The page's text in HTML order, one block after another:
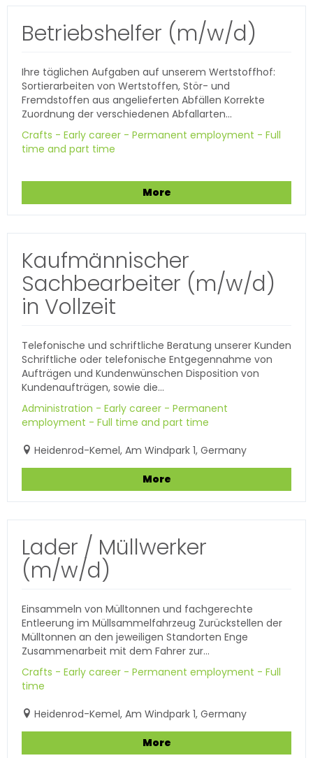
Betriebshelfer (m/w/d)
Ihre täglichen Aufgaben auf unserem Wertstoffhof:
Sortierarbeiten von Wertstoffen, Stör- und
Fremdstoffen aus angelieferten Abfällen Korrekte
Zuordnung der verschiedenen Abfallarten...
Crafts - Early career - Permanent employment - Full
time and part time
More
Kaufmännischer
Sachbearbeiter (m/w/d)
in Vollzeit
Telefonische und schriftliche Beratung unserer Kunden
Schriftliche oder telefonische Entgegennahme von
Aufträgen und Kundenwünschen Disposition von
Kundenaufträgen, sowie die...
Administration - Early career - Permanent
employment - Full time and part time
Heidenrod-Kemel, Am Windpark 1, Germany
More
Lader / Müllwerker
(m/w/d)
Einsammeln von Mülltonnen und fachgerechte
Entleerung im Müllsammelfahrzeug Zurückstellen der
Mülltonnen an den jeweiligen Standorten Enge
Zusammenarbeit mit dem Fahrer zur...
Crafts - Early career - Permanent employment - Full
time
Heidenrod-Kemel, Am Windpark 1, Germany
More